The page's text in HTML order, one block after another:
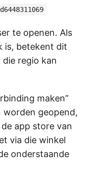
te openen. Als
is, betekent dit
regio kan
maken”
geopend,
app store van
via die winkel
onderstaande